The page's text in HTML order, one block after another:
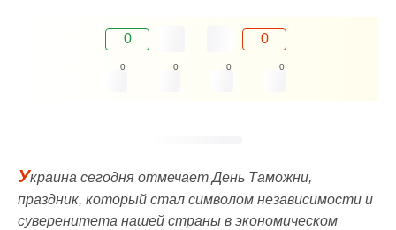
0 0
0 0 0 0
Украина сегодня отмечает День Таможни,
праздник, который стал символом независимости и
суверенитета нашей страны в экономическом